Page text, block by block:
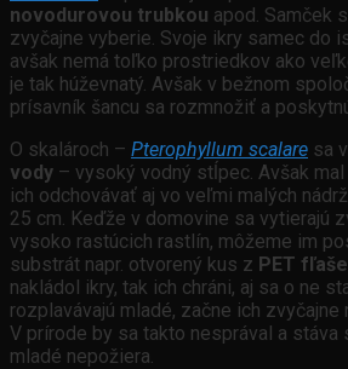
novodurovou trubkou apod. Samček
zvyčajne vyberie. Svoje ikry samec do
avšak nemá toľko prostriedkov ako
je tak húževnatý. Avšak v bežnom
prísavník šancu sa rozmnožiť a
O skalároch – Pterophyllum scalare sa
vody – vysoký vodný stĺpec. Avšak
ich odchovávať aj vo veľmi malých
25 cm. Keďže v domovine sa vytierajú
vysoko rastúcich rastlín, môžeme im
substrát napr. otvorený kus z PET fľaše
nakládol ikry, tak ich chráni, aj sa o ne
rozplavávajú mladé, začne ich
V prírode by sa takto nesprával a stáva
mladé nepožiera.